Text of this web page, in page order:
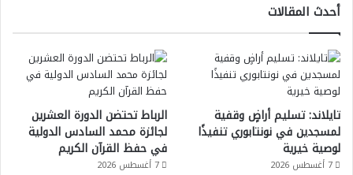
أحدث المقالات
تايلاند: تسليم أراضٍ وقفية
لمسجدين في نونتابوري تنفيذًا
لوصية خيرية
7 أغسطس 2026
الرباط تحتضن الدورة العشرين
لجائزة محمد السادس الدولية
في حفظ القرآن الكريم
7 أغسطس 2026